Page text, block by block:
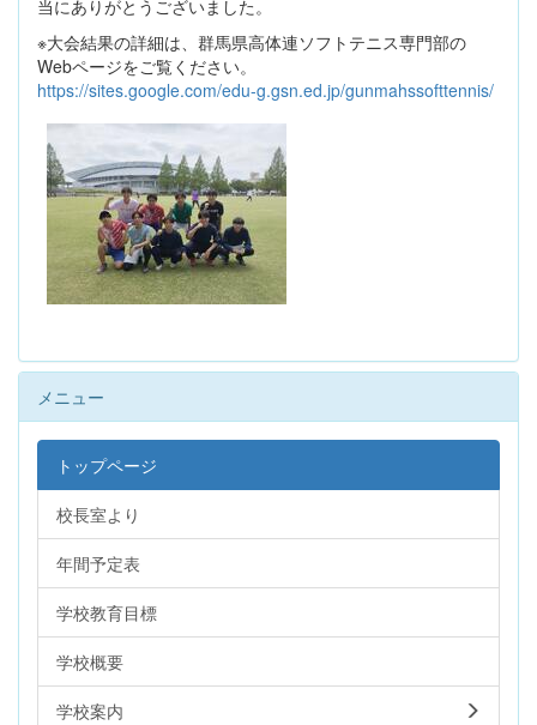
当にありがとうございました。
※大会結果の詳細は、群馬県高体連ソフトテニス専門部の
Webページをご覧ください。
https://sites.google.com/edu-g.gsn.ed.jp/gunmahssofttennis/
メニュー
トップページ
校長室より
年間予定表
学校教育目標
学校概要
学校案内